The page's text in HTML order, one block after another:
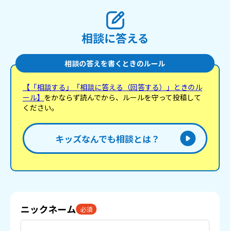
相談に答える
相談の答えを書くときのルール
【「相談する」「相談に答える（回答する）」ときのル
ール】 をかならず読んでから、ルールを守って投稿して
ください。
キッズなんでも相談とは？
ニックネーム 必須